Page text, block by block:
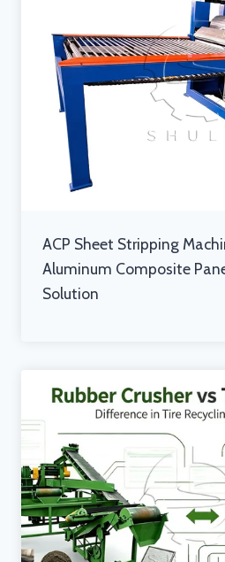
ACP Sheet Stripping
Aluminum Composite
Solution